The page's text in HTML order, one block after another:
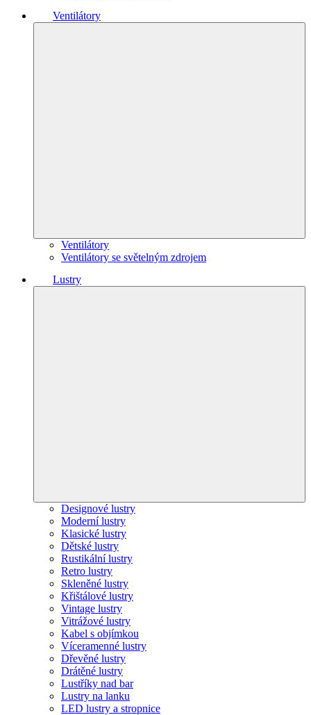
Ventilátory
Ventilátory
Ventilátory se světelným zdrojem
Lustry
Designové lustry
Moderní lustry
Klasické lustry
Dětské lustry
Rustikální lustry
Retro lustry
Skleněné lustry
Křištálové lustry
Vintage lustry
Vitrážové lustry
Kabel s objímkou
Víceramenné lustry
Dřevěné lustry
Drátěné lustry
Lustříky nad bar
Lustry na lanku
LED lustry a stropnice